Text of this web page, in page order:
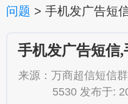
问题 > 手机发广告短
手机发广告短信
来源：万商超信短信
5530 发布于: